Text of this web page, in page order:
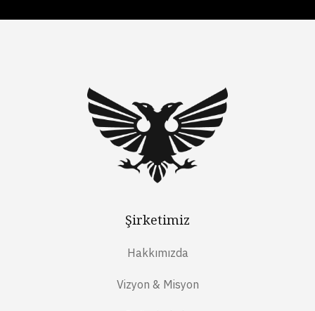
Şirketimiz
Hakkımızda
Vizyon & Misyon